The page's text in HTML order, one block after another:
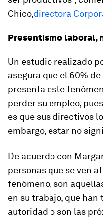
Chico,directora
Presentismo laboral,
Un estudio realizado
asegura que el 60%
presenta este
perder su empleo,
es que sus directivos
embargo, estar no
De acuerdo con
personas que se ven
fenómeno, son
en su trabajo, que
autoridad o son las